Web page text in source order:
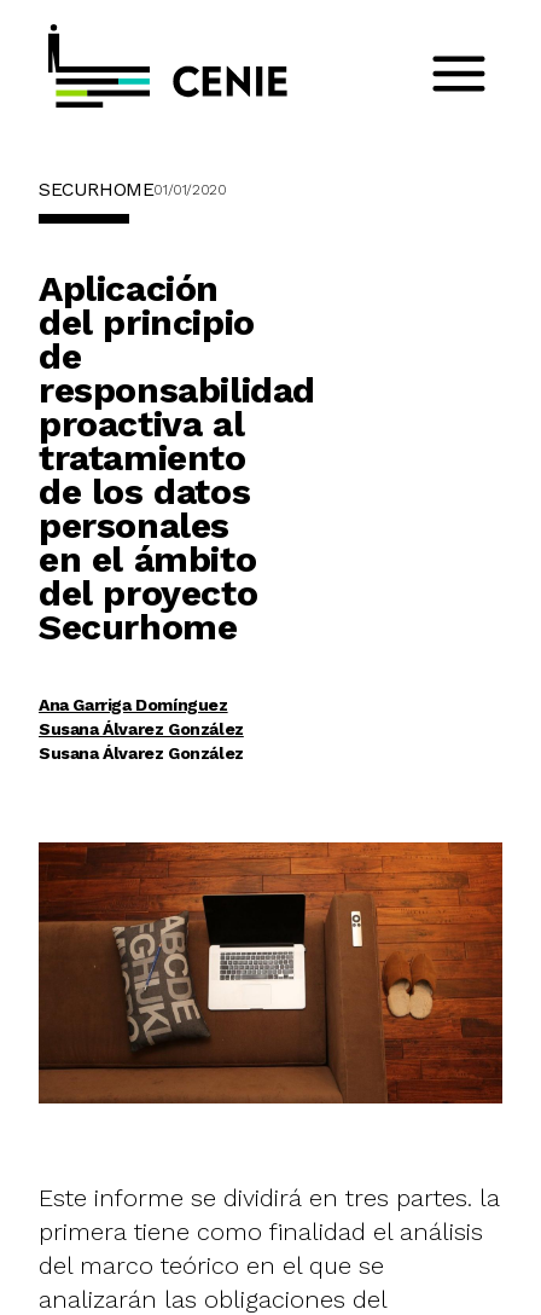
SECURHOME01/01/2020
Aplicación
del principio
de
responsabilidad
proactiva al
tratamiento
de los datos
personales
en el ámbito
del proyecto
Securhome
Ana Garriga Domínguez
Susana Álvarez González
Susana Álvarez González
Este informe se dividirá en tres partes. la
primera tiene como finalidad el análisis
del marco teórico en el que se
analizarán las obligaciones del